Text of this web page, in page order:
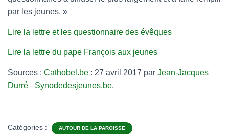
par les jeunes. »
Lire la lettre et les questionnaire des évêques
Lire la lettre du pape François aux jeunes
Sources : Cathobel.be : 27 avril 2017 par Jean-Jacques
Durré –Synodedesjeunes.be.
Catégories : AUTOUR DE LA PAROISSE